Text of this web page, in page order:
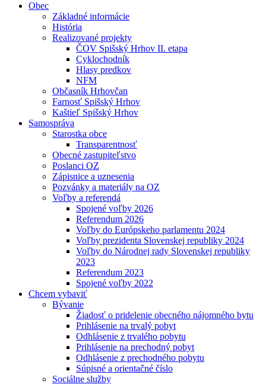
Obec
Základné informácie
História
Realizované projekty
ČOV Spišský Hrhov II. etapa
Cyklochodník
Hlasy predkov
NFM
Občasník Hrhovčan
Farnosť Spišský Hrhov
Kaštieľ Spišský Hrhov
Samospráva
Starostka obce
Transparentnosť
Obecné zastupiteľstvo
Poslanci OZ
Zápisnice a uznesenia
Pozvánky a materiály na OZ
Voľby a referendá
Spojené voľby 2026
Referendum 2026
Voľby do Európskeho parlamentu 2024
Voľby prezidenta Slovenskej republiky 2024
Voľby do Národnej rady Slovenskej republiky
2023
Referendum 2023
Spojené voľby 2022
Chcem vybaviť
Bývanie
Žiadosť o pridelenie obecného nájomného bytu
Prihlásenie na trvalý pobyt
Odhlásenie z trvalého pobytu
Prihlásenie na prechodný pobyt
Odhlásenie z prechodného pobytu
Súpisné a orientačné číslo
Sociálne služby